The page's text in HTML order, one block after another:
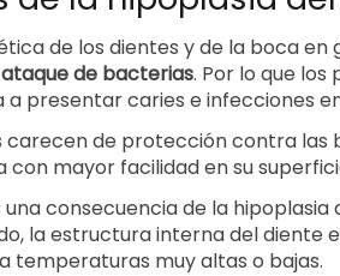
de los dientes y de la boca en
de bacterias. Por lo que
presentar caries e infecciones
carecen de protección contra las
mayor facilidad en su
consecuencia de la
la estructura interna del diente
temperaturas muy altas o bajas.